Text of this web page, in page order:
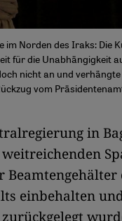
Norden des Iraks: Die
für die Unabhängigkeit
nicht an und
vom
in
einbehalten